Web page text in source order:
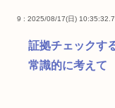
9 : 2025/08/17(日)
証拠チェックす
常識的に考えて